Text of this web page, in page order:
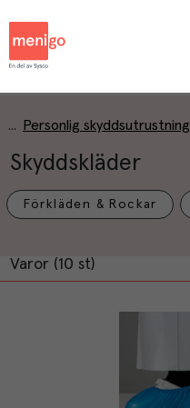
Personlig skyddsutrustning
Skyddskläder
Förkläden & Rockar
Varor (10 st)